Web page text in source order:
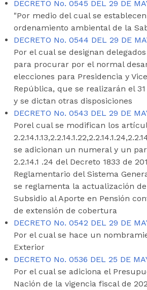
DECRETO No. 0545 DEL 29 DE
"Por medio del cual se
ordenamiento ambiental de la
DECRETO No. 0544 DEL 29 DE
Por el cual se designan
para procurar por el normal
elecciones para Presidencia y
República, que se realizarán el
y se dictan otras disposiciones
DECRETO No. 0543 DEL 29 DE
Porel cual se modifican los
se adicionan un numeral y un
2.2.14.1 .24 del Decreto 1833 de
Reglamentario del Sistema
se reglamenta la actualización
Subsidio al Aporte en Pensión
de extensión de cobertura
DECRETO No. 0542 DEL 29 DE
Por el cual se hace un
Exterior
DECRETO No. 0536 DEL 25 DE
Por el cual se adiciona el
Nación de la vigencia fiscal de